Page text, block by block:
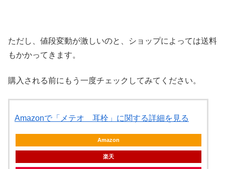
ただし、値段変動が激しいのと、ショップによっては送料
もかかってきます。
購入される前にもう一度チェックしてみてください。
Amazonで「メテオ 耳栓」に関する詳細を見る
Amazon
楽天